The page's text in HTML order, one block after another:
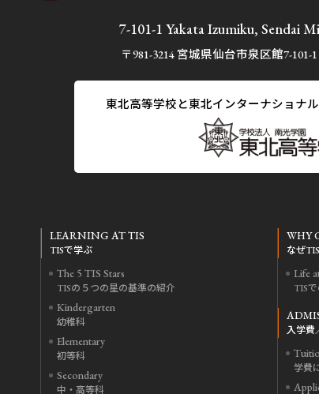
7-101-1 Yakata Izumiku, Sendai
〒981-3214 宮城県仙台市泉区館7-101-1
東北高等学校と東北インターナショナ
LEARNING AT TIS
TISで学ぶ
The 5 TIS Stars
TISの５つの星の基準の紹介
Kindergarten
幼稚科
Elementary
初等科
Secondary
中・高等科
WHY
なぜ
Life
TIS
入学費
学費